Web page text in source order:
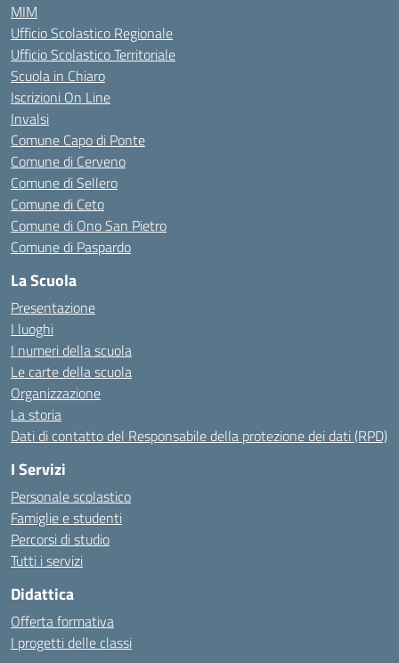
MIM
Ufficio Scolastico Regionale
Ufficio Scolastico Territoriale
Scuola in Chiaro
Iscrizioni On Line
Invalsi
Comune Capo di Ponte
Comune di Cerveno
Comune di Sellero
Comune di Ceto
Comune di Ono San Pietro
Comune di Paspardo
La Scuola
Presentazione
I luoghi
I numeri della scuola
Le carte della scuola
Organizzazione
La storia
Dati di contatto del Responsabile della protezione dei dati (RPD)
I Servizi
Personale scolastico
Famiglie e studenti
Percorsi di studio
Tutti i servizi
Didattica
Offerta formativa
I progetti delle classi